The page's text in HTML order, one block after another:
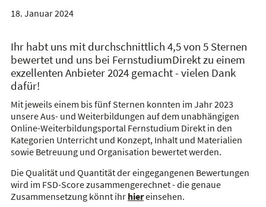
18. Januar 2024
Ihr habt uns mit durchschnittlich 4,5 von 5 Sternen
bewertet und uns bei FernstudiumDirekt zu einem
exzellenten Anbieter 2024 gemacht - vielen Dank
dafür!
Mit jeweils einem bis fünf Sternen konnten im Jahr 2023
unsere Aus- und Weiterbildungen auf dem unabhängigen
Online-Weiterbildungsportal Fernstudium Direkt in den
Kategorien Unterricht und Konzept, Inhalt und Materialien
sowie Betreuung und Organisation bewertet werden.
Die Qualität und Quantität der eingegangenen Bewertungen
wird im FSD-Score zusammengerechnet - die genaue
Zusammensetzung könnt ihr hiereinsehen.